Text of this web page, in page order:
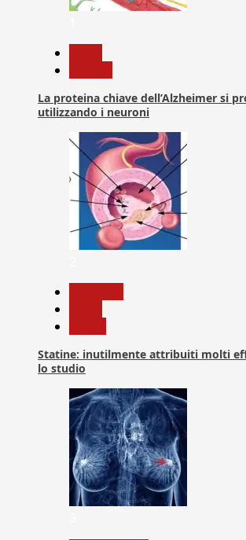
La proteina chiave dell’Alzheimer si
utilizzando i neuroni
Statine: inutilmente attribuiti molti
lo studio